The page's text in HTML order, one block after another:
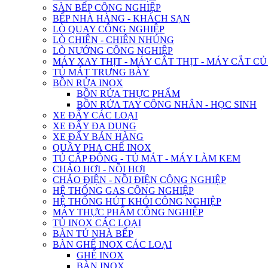
SÀN BẾP CÔNG NGHIỆP
BẾP NHÀ HÀNG - KHÁCH SẠN
LÒ QUAY CÔNG NGHIỆP
LÒ CHIÊN - CHIÊN NHÚNG
LÒ NƯỚNG CÔNG NGHIỆP
MÁY XAY THỊT - MÁY CẮT THỊT - MÁY CẮT CỦ
TỦ MÁT TRƯNG BÀY
BỒN RỬA INOX
BỒN RỬA THỰC PHẨM
BỒN RỬA TAY CÔNG NHÂN - HỌC SINH
XE ĐẨY CÁC LOẠI
XE ĐẨY ĐA DỤNG
XE ĐẨY BÁN HÀNG
QUẦY PHA CHẾ INOX
TỦ CẤP ĐÔNG - TỦ MÁT - MÁY LÀM KEM
CHẢO HƠI - NỒI HƠI
CHẢO ĐIỆN - NỒI ĐIỆN CÔNG NGHIỆP
HỆ THỐNG GAS CÔNG NGHIỆP
HỆ THỐNG HÚT KHÓI CÔNG NGHIỆP
MÁY THỰC PHẨM CÔNG NGHIỆP
TỦ INOX CÁC LOẠI
BÀN TỦ NHÀ BẾP
BÀN GHẾ INOX CÁC LOẠI
GHẾ INOX
BÀN INOX